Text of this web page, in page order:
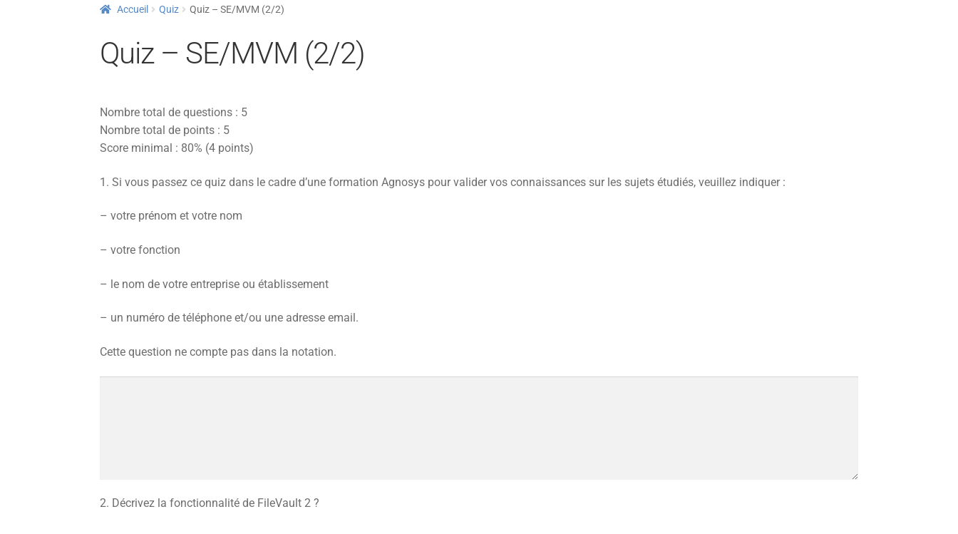
Accueil Quiz Quiz – SE/MVM (2/2)
Quiz – SE/MVM (2/2)
Nombre total de questions : 5
Nombre total de points : 5
Score minimal : 80% (4 points)
1.Si vous passez ce quiz dans le cadre d’une formation Agnosys pour valider vos connaissances sur les sujets étudiés, veuillez indiquer :
– votre prénom et votre nom
– votre fonction
– le nom de votre entreprise ou établissement
– un numéro de téléphone et/ou une adresse email.
Cette question ne compte pas dans la notation.
2. Décrivez la fonctionnalité de FileVault 2 ?